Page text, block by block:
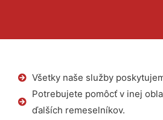
Všetky naše služby
Potrebujete pomôcť v inej
ďalších remeselníkov.